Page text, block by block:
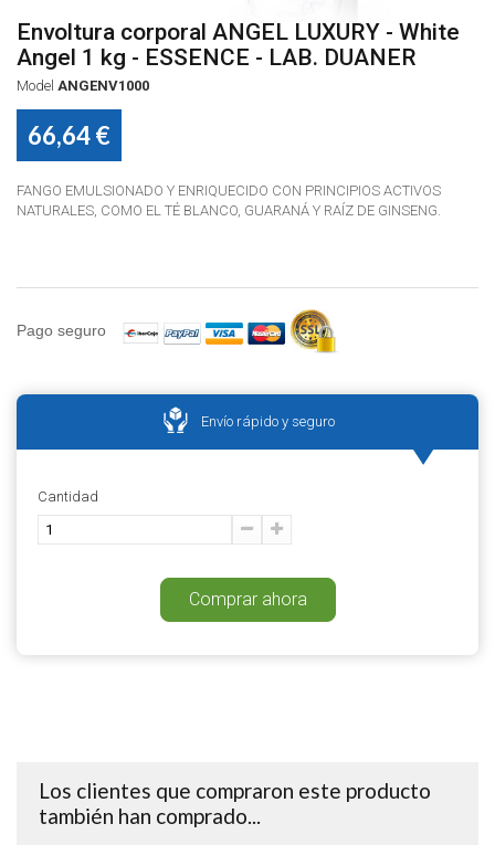
Envoltura corporal ANGEL LUXURY - White
Angel 1 kg - ESSENCE - LAB. DUANER
Model ANGENV1000
66,64 €
FANGO EMULSIONADO Y ENRIQUECIDO CON PRINCIPIOS ACTIVOS
NATURALES, COMO EL TÉ BLANCO, GUARANÁ Y RAÍZ DE GINSENG.
Pago seguro
Envío rápido y seguro
Cantidad
Comprar ahora
Los clientes que compraron este producto
también han comprado...